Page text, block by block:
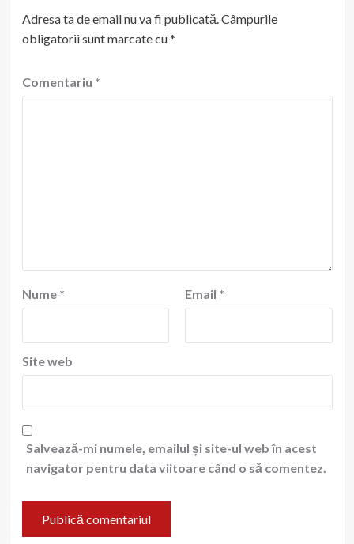
Adresa ta de email nu va fi publicată.Câmpurile
obligatorii sunt marcate cu*
Comentariu *
Nume * Email *
Site web
Salvează-mi numele, emailul și site-ul web în acest
navigator pentru data viitoare când o să comentez.